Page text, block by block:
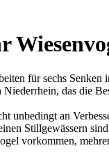
für sechs
das die
unbedingt an
Stillgewässern
vorkommen,